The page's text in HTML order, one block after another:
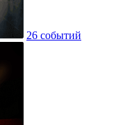
26 событий